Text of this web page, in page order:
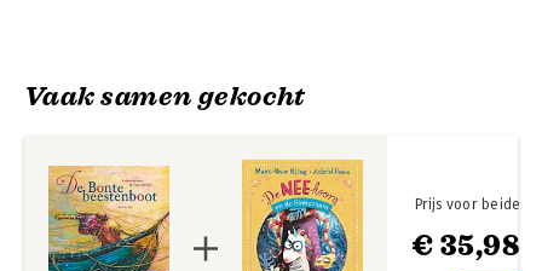
Vaak samen gekocht
€ 35,98
Prijs voor beide